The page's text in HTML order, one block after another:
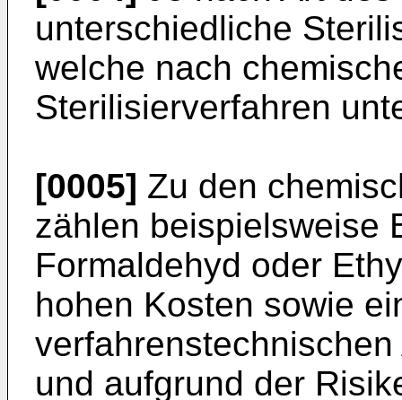
unterschiedliche
welche nach
Sterilisierverfahren
[0005] Zu den
zählen beispielsweise
Formaldehyd oder
hohen Kosten sowie
und aufgrund der